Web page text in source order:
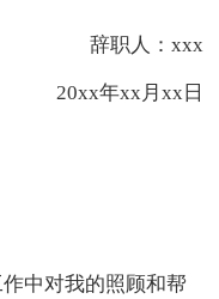
辞职人：xxx
20xx年xx月xx日
中对我的照顾和帮